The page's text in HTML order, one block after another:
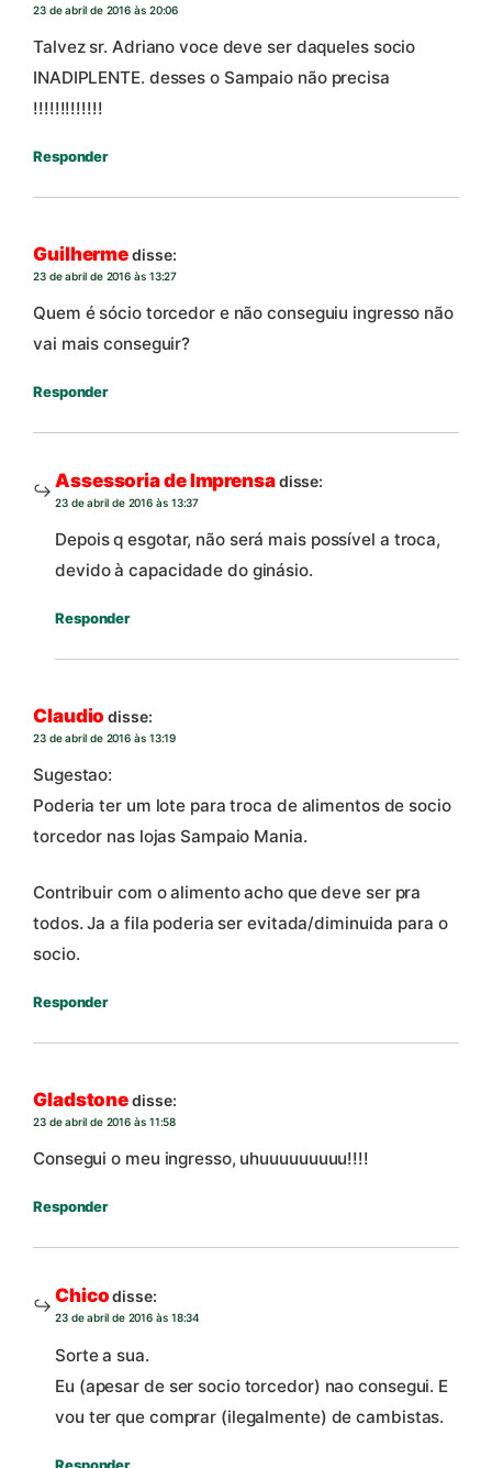
23 de abril de 2016 às 20:06
Talvez sr. Adriano voce deve ser daqueles socio
INADIPLENTE. desses o Sampaio não precisa
!!!!!!!!!!!!!
Responder
Guilhermedisse:
23 de abril de 2016 às 13:27
Quem é sócio torcedor e não conseguiu ingresso não
vai mais conseguir?
Responder
Assessoria de Imprensadisse:
23 de abril de 2016 às 13:37
Depois q esgotar, não será mais possível a troca,
devido à capacidade do ginásio.
Responder
Claudio disse:
23 de abril de 2016 às 13:19
Sugestao:
Poderia ter um lote para troca de alimentos de socio
torcedor nas lojas Sampaio Mania.
Contribuir com o alimento acho que deve ser pra
todos. Ja a fila poderia ser evitada/diminuida para o
socio.
Responder
Gladstonedisse:
23 de abril de 2016 às 11:58
Consegui o meu ingresso, uhuuuuuuuuu!!!!
Responder
Chico disse:
23 de abril de 2016 às 18:34
Sorte a sua.
Eu (apesar de ser socio torcedor) nao consegui. E
vou ter que comprar (ilegalmente) de cambistas.
Responder